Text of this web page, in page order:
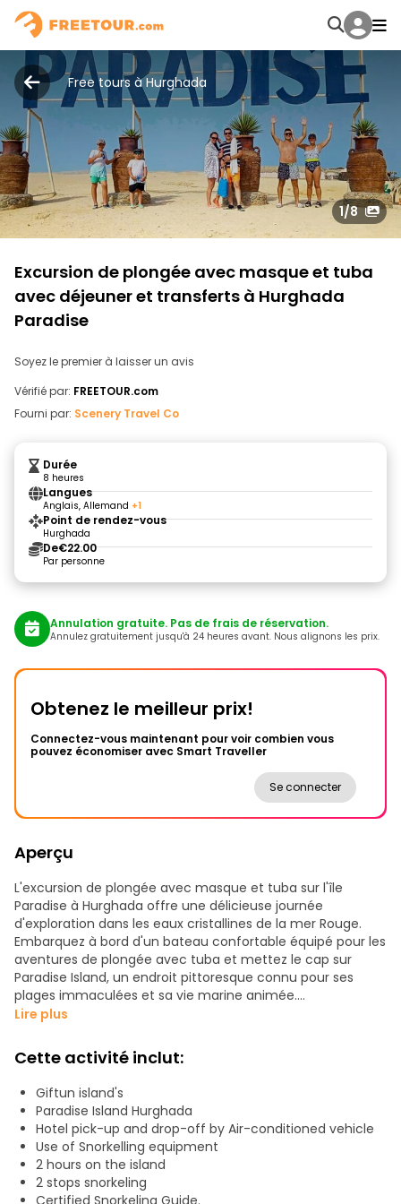
Free tours à Hurghada
1/8
Excursion de plongée avec masque et tuba
avec déjeuner et transferts à Hurghada
Paradise
Soyez le premier à laisser un avis
Vérifié par: FREETOUR.com
Fourni par: Scenery Travel Co
Durée
8 heures
Langues
Anglais, Allemand +1
Point de rendez-vous
Hurghada
De€22.00
Par personne
Annulation gratuite. Pas de frais de réservation.
Annulez gratuitement jusqu'à 24 heures avant. Nous alignons les prix.
Obtenez le meilleur prix!
Connectez-vous maintenant pour voir combien vous
pouvez économiser avec Smart Traveller
Se connecter
Aperçu
L'excursion de plongée avec masque et tuba sur l'île
Paradise à Hurghada offre une délicieuse journée
d'exploration dans les eaux cristallines de la mer Rouge.
Embarquez à bord d'un bateau confortable équipé pour les
aventures de plongée avec tuba et mettez le cap sur
Paradise Island, un endroit pittoresque connu pour ses
plages immaculées et sa vie marine animée.
la plongée avec masque et tuba au milieu de récifs
coralliens colorés regorgeant de poissons exotiques,
notamment des poissons-anges, des poissons-perroquets
et des poissons-papillons. Admirez la beauté sous-marine
en glissant dans les eaux chaudes, entouré d'un
kaléidoscope de biodiversité marine.
Après votre séance de plongée avec masque et tuba,
laissez-vous tenter par un délicieux déjeuner servi à bord
Lire plus
Cette activité inclut:
Giftun island's
Paradise Island Hurghada
Hotel pick-up and drop-off by Air-conditioned vehicle
Use of Snorkelling equipment
2 hours on the island
2 stops snorkeling
Certified Snorkeling Guide.